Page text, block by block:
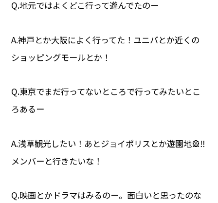
Q.地元ではよくどこ行って遊んでたのー
A.神戸とか大阪によく行ってた！ユニバとか近くの
ショッピングモールとか！
Q.東京でまだ行ってないところで行ってみたいとこ
ろあるー
A.浅草観光したい！あとジョイポリスとか遊園地🎡‼️
メンバーと行きたいな！
Q.映画とかドラマはみるのー。面白いと思ったのな